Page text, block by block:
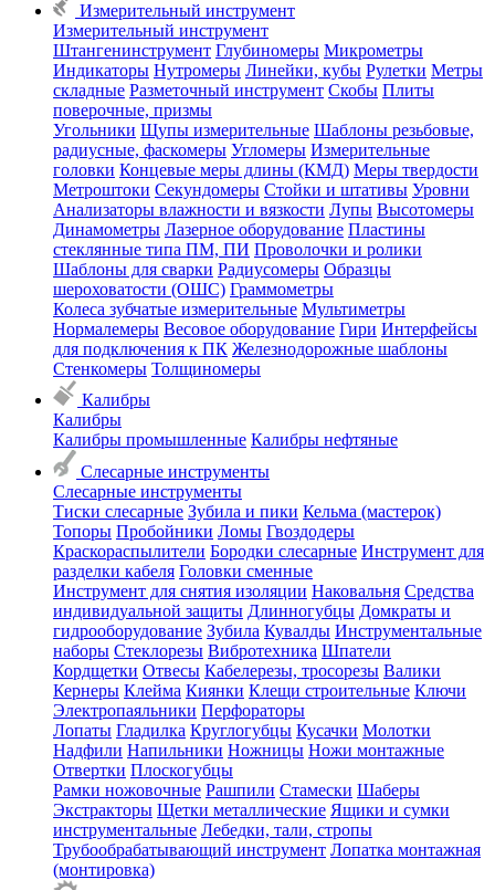
Измерительный инструмент
Измерительный инструмент
Штангенинструмент Глубиномеры Микрометры
Индикаторы Нутромеры Линейки, кубы Рулетки Метры
складные Разметочный инструмент Скобы Плиты
поверочные, призмы
Угольники Щупы измерительные Шаблоны резьбовые,
радиусные, фаскомеры Угломеры Измерительные
головки Концевые меры длины (КМД) Меры твердости
Метроштоки Секундомеры Стойки и штативы Уровни
Анализаторы влажности и вязкости Лупы Высотомеры
Динамометры Лазерное оборудование Пластины
стеклянные типа ПМ, ПИ Проволочки и ролики
Шаблоны для сварки Радиусомеры Образцы
шероховатости (ОШС) Граммометры
Колеса зубчатые измерительные Мультиметры
Нормалемеры Весовое оборудование Гири Интерфейсы
для подключения к ПК Железнодорожные шаблоны
Стенкомеры Толщиномеры
Калибры
Калибры
Калибры промышленные Калибры нефтяные
Слесарные инструменты
Слесарные инструменты
Тиски слесарные Зубила и пики Кельма (мастерок)
Топоры Пробойники Ломы Гвоздодеры
Краскораспылители Бородки слесарные Инструмент для
разделки кабеля Головки сменные
Инструмент для снятия изоляции Наковальня Средства
индивидуальной защиты Длинногубцы Домкраты и
гидрооборудование Зубила Кувалды Инструментальные
наборы Стеклорезы Вибротехника Шпатели
Кордщетки Отвесы Кабелерезы, тросорезы Валики
Кернеры Клейма Киянки Клещи строительные Ключи
Электропаяльники Перфораторы
Лопаты Гладилка Круглогубцы Кусачки Молотки
Надфили Напильники Ножницы Ножи монтажные
Отвертки Плоскогубцы
Рамки ножовочные Рашпили Стамески Шаберы
Экстракторы Щетки металлические Ящики и сумки
инструментальные Лебедки, тали, стропы
Трубообрабатывающий инструмент Лопатка монтажная
(монтировка)